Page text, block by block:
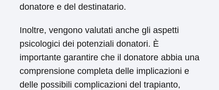
donatore e del destinatario.
Inoltre, vengono valutati anche gli aspetti
psicologici dei potenziali donatori. È
importante garantire che il donatore abbia una
comprensione completa delle implicazioni e
delle possibili complicazioni del trapianto,